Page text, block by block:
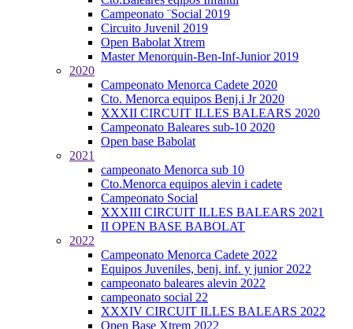
Campeonato ¨Social 2019
Circuito Juvenil 2019
Open Babolat Xtrem
Master Menorquin-Ben-Inf-Junior 2019
2020
Campeonato Menorca Cadete 2020
Cto. Menorca equipos Benj.i Jr 2020
XXXII CIRCUIT ILLES BALEARS 2020
Campeonato Baleares sub-10 2020
Open base Babolat
2021
campeonato Menorca sub 10
Cto.Menorca equipos alevin i cadete
Campeonato Social
XXXIII CIRCUIT ILLES BALEARS 2021
II OPEN BASE BABOLAT
2022
Campeonato Menorca Cadete 2022
Equipos Juveniles, benj. inf. y junior 2022
campeonato baleares alevin 2022
campeonato social 22
XXXIV CIRCUIT ILLES BALEARS 2022
Open Base Xtrem 2022